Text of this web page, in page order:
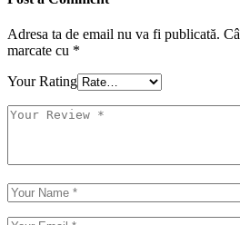
Adresa ta de email nu va fi publicată.
marcate cu *
Your Rating